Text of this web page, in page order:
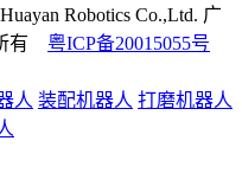
Robotics Co.,Ltd. 广
有 粤ICP备20015055号
人 装配机器人 打磨机器人